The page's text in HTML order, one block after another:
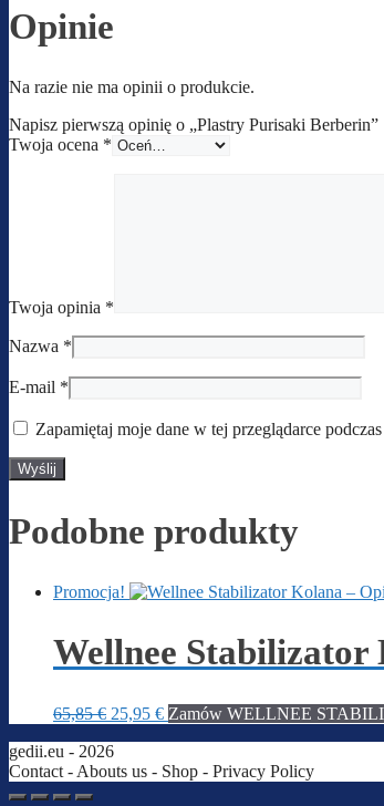
Opinie
Na razie nie ma opinii o produkcie.
Napisz pierwszą opinię o „Plastry Purisaki Berberin”
Twoja ocena *
Twoja opinia *
Nazwa *
E-mail *
Zapamiętaj moje dane w tej przeglądarce
Podobne produkty
Promocja!
Wellnee Stabilizator
65,85€ Pierwotna
wynosiła:
65,85 €.
25,95 €Aktualna
25,95 €.
Zamów WELLNEE
gedii.eu - 2026
Contact - Abouts us - Shop - Privacy Policy